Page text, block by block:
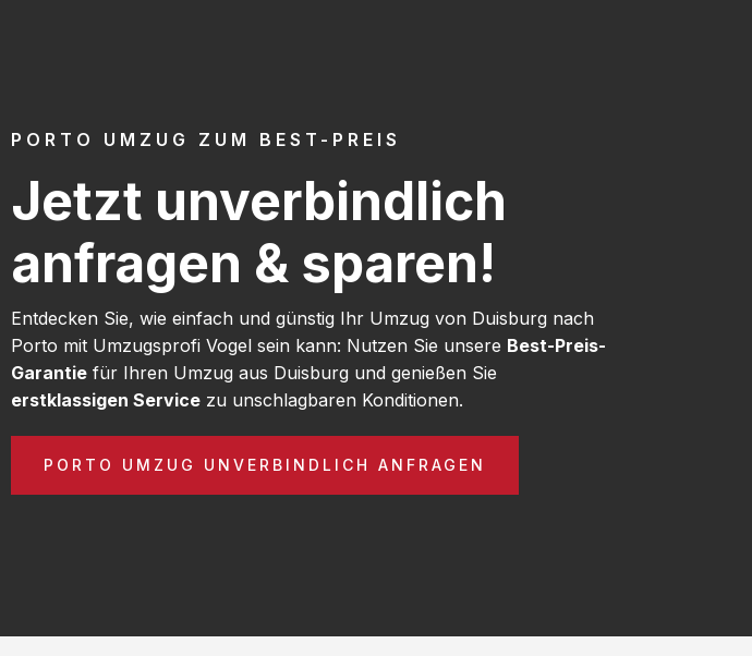
PORTO UMZUG ZUM BEST-PREIS
Jetzt unverbindlich
anfragen & sparen!
Entdecken Sie, wie einfach und günstig Ihr Umzug von Duisburg nach
Porto mit Umzugsprofi Vogel sein kann: Nutzen Sie unsere Best-Preis-
Garantie für Ihren Umzug aus Duisburg und genießen Sie
erstklassigen Service zu unschlagbaren Konditionen.
PORTO UMZUG UNVERBINDLICH ANFRAGEN